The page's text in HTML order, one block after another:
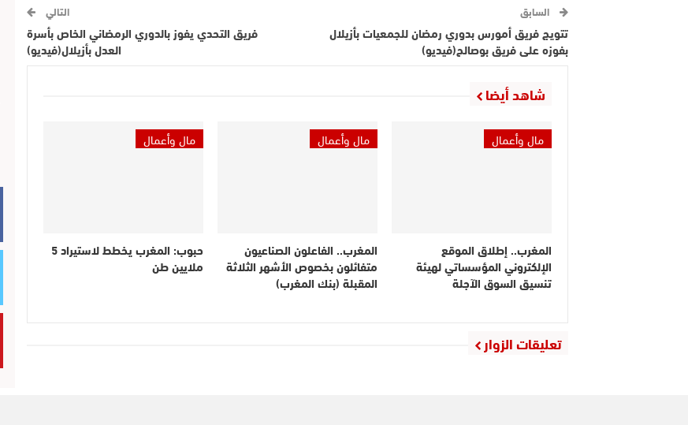
السابق
تتويج فريق أمورس بدوري رمضان للجمعيات بأزيلال
بفوزه على فريق بوصالح(فيديو)
التالي
فريق التحدي يفوز بالدوري الرمضاني الخاص بأسرة
العدل بأزيلال(فيديو)
شاهد أيضا
مال وأعمال
المغرب.. إطلاق الموقع
الإلكتروني المؤسساتي لهيئة
تنسيق السوق الآجلة
مال وأعمال
المغرب.. الفاعلون الصناعيون
متفائلون بخصوص الأشهر الثلاثة
المقبلة (بنك المغرب)
مال وأعمال
حبوب: المغرب يخطط لاستيراد 5
ملايين طن
تعليقات الزوار